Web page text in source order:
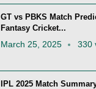
GT vs PBKS Match
Fantasy Cricket...
March 25, 2025 330
IPL 2025 Match